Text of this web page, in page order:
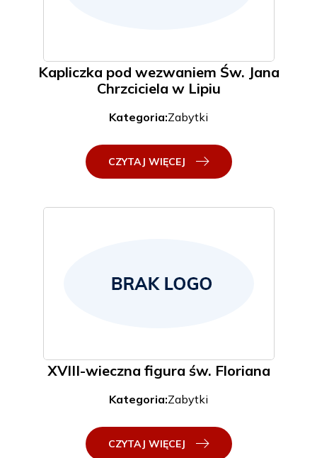
Kapliczka pod wezwaniem Św. Jana
Chrzciciela w Lipiu
Kategoria:Zabytki
CZYTAJ WIĘCEJ
XVIII-wieczna figura św. Floriana
Kategoria:Zabytki
CZYTAJ WIĘCEJ